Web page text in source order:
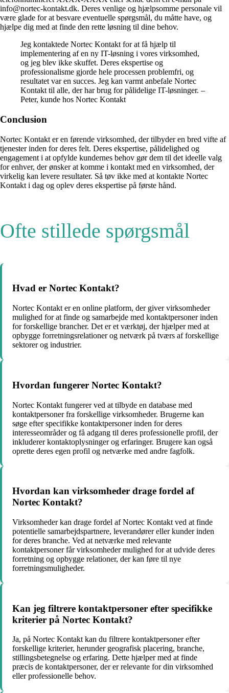
info@nortec-kontakt.dk. Deres venlige og hjælpsomme personale vil
være glade for at besvare eventuelle spørgsmål, du måtte have, og
hjælpe dig med at finde den rette løsning til dine behov.
Jeg kontaktede Nortec Kontakt for at få hjælp til
implementering af en ny IT-løsning i vores virksomhed,
og jeg blev ikke skuffet. Deres ekspertise og
professionalisme gjorde hele processen problemfri, og
resultatet var en succes. Jeg kan varmt anbefale Nortec
Kontakt til alle, der har brug for pålidelige IT-løsninger. –
Peter, kunde hos Nortec Kontakt
Conclusion
Nortec Kontakt er en førende virksomhed, der tilbyder en bred vifte af
tjenester inden for deres felt. Deres ekspertise, pålidelighed og
engagement i at opfylde kundernes behov gør dem til det ideelle valg
for enhver, der ønsker at komme i kontakt med en virksomhed, der
virkelig kan levere resultater. Så tøv ikke med at kontakte Nortec
Kontakt i dag og oplev deres ekspertise på første hånd.
Ofte stillede spørgsmål
Hvad er Nortec Kontakt?
Nortec Kontakt er en online platform, der giver virksomheder
mulighed for at finde og samarbejde med kontaktpersoner inden
for forskellige brancher. Det er et værktøj, der hjælper med at
opbygge forretningsrelationer og netværk på tværs af forskellige
sektorer og industrier.
Hvordan fungerer Nortec Kontakt?
Nortec Kontakt fungerer ved at tilbyde en database med
kontaktpersoner fra forskellige virksomheder. Brugerne kan
søge efter specifikke kontaktpersoner inden for deres
interesseområder og få adgang til deres professionelle profil, der
inkluderer kontaktoplysninger og erfaringer. Brugere kan også
oprette deres egen profil og netværke med andre fagfolk.
Hvordan kan virksomheder drage fordel af
Nortec Kontakt?
Virksomheder kan drage fordel af Nortec Kontakt ved at finde
potentielle samarbejdspartnere, leverandører eller kunder inden
for deres branche. Ved at netværke med relevante
kontaktpersoner får virksomheder mulighed for at udvide deres
forretning og opbygge relationer, der kan føre til nye
forretningsmuligheder.
Kan jeg filtrere kontaktpersoner efter specifikke
kriterier på Nortec Kontakt?
Ja, på Nortec Kontakt kan du filtrere kontaktpersoner efter
forskellige kriterier, herunder geografisk placering, branche,
stillingsbetegnelse og erfaring. Dette hjælper med at finde
præcis de kontaktpersoner, der er relevante for din virksomhed
eller professionelle behov.